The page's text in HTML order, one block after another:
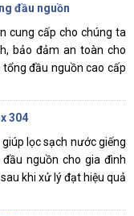
đầu nguồn
cung cấp cho chúng ta
bảo đảm an toàn cho
đầu nguồn cao cấp
304
lọc sạch nước giếng
nguồn cho gia đình
khi xử lý đạt hiệu quả